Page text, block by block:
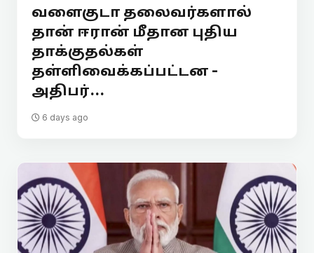
வளைகுடா தலைவர்களால்
தான் ஈரான் மீதான புதிய
தாக்குதல்கள்
தள்ளிவைக்கப்பட்டன -
அதிபர்...
6 days ago